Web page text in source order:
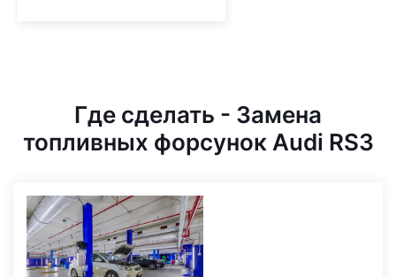
Где сделать - Замена
топливных форсунок Audi RS3